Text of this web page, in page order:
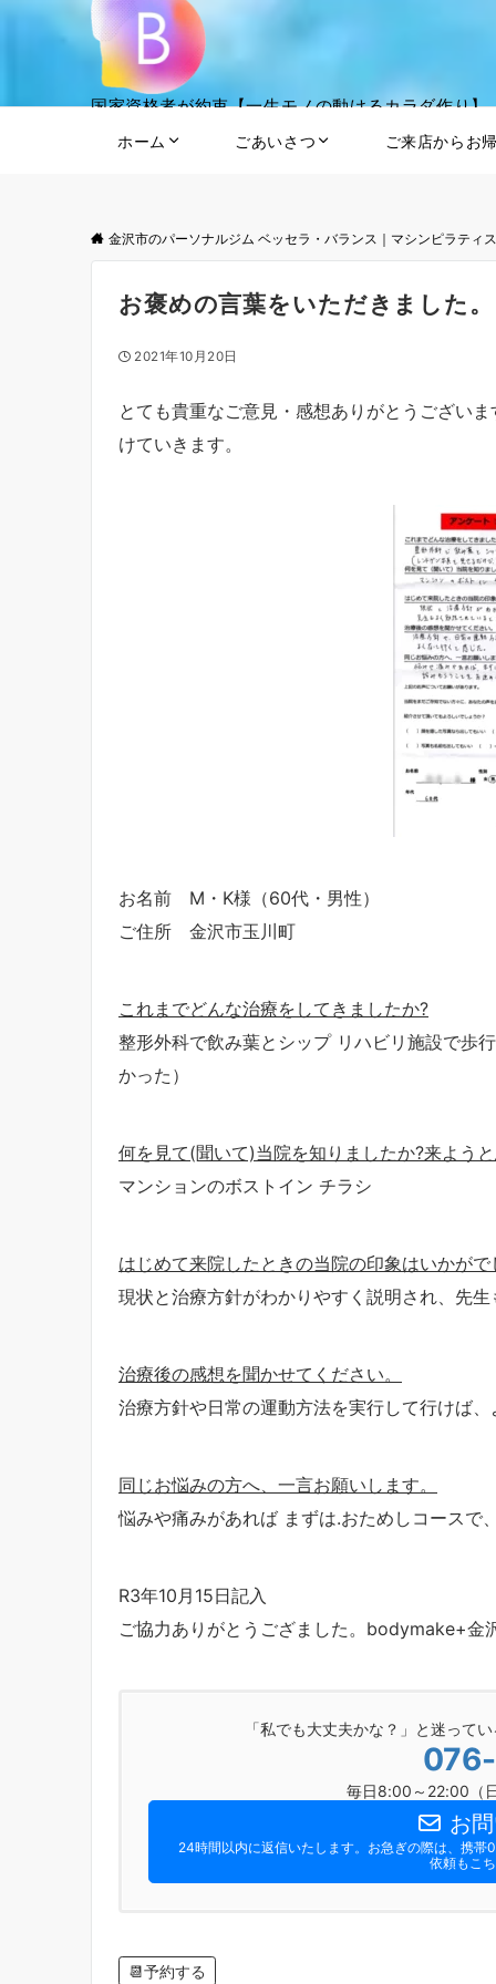
国家資格者が約束【一生モノの動けるカラダ作り】
ホーム ごあいさつ ご来店からお
金沢市のパーソナルジム ベッセラ・バランス｜マシンピラティ
お褒めの言葉をいただきました。
2021年10月20日
とても貴重なご意見・感想ありがとうござい
けていきます。
お名前 M・K様（60代・男性）
ご住所 金沢市玉川町
これまでどんな治療をしてきましたか?
整形外科で飲み葉とシップ リハビリ施設で歩
かった）
何を見て(聞いて)当院を知りましたか?来よう
マンションのボストイン チラシ
はじめて来院したときの当院の印象はいかがで
現状と治療方針がわかりやすく説明され、先
治療後の感想を聞かせてください。
治療方針や日常の運動方法を実行して行けば
同じお悩みの方へ、一言お願いします。
悩みや痛みがあれば まずは.おためしコースで
R3年10月15日記入
ご協力ありがとうござました。bodymake+金
「私でも大丈夫かな？」と迷って
毎日8:00～22:00（
お
24時間以内に返信いたします。お急ぎの際は、携
依頼もこ
📆予約する